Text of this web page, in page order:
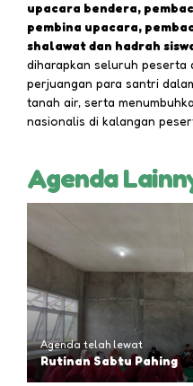
upacara bendera,
pembina upacara,
shalawat dan hadrah
diharapkan seluruh peserta
perjuangan para santri
tanah air, serta
nasionalis di kalangan
Agenda
Agenda telah lewat
Rutinan Sabtu Pahing